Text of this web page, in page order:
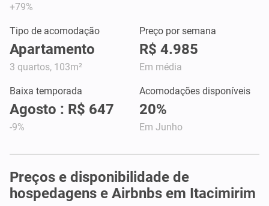
+79%
Tipo de acomodação
Apartamento
3 quartos, 103m²
Preço por semana
R$ 4.985
Em média
Baixa temporada
Agosto : R$ 647
-9%
Acomodações disponíveis
20%
Em Junho
Preços e disponibilidade de
hospedagens e Airbnbs em Itacimirim